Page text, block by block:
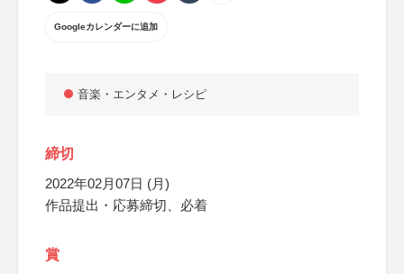
Googleカレンダーに追加
音楽・エンタメ・レシピ
締切
2022年02月07日 (月)
作品提出・応募締切、必着
賞